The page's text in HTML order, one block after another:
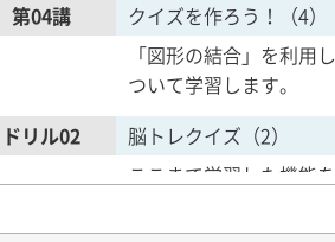
第04講
クイズを作ろう！（4）
「図形の結合」を利
ついて学習します。
ドリル02
脳トレクイズ（2）
ここまで学習した機能
第05講
ポストカードを作ろう！